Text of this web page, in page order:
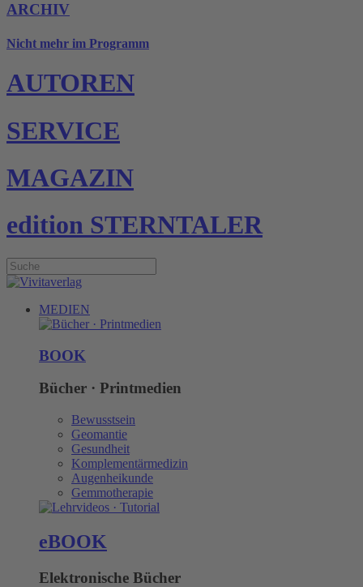
ARCHIV
Nicht mehr im Programm
AUTOREN
SERVICE
MAGAZIN
edition STERNTALER
MEDIEN
BOOK
Bücher · Printmedien
Bewusstsein
Geomantie
Gesundheit
Komplementärmedizin
Augenheikunde
Gemmotherapie
eBOOK
Elektronische Bücher